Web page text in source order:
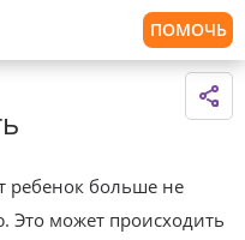
ПОМОЧЬ
ребенок больше не
Это может происходить